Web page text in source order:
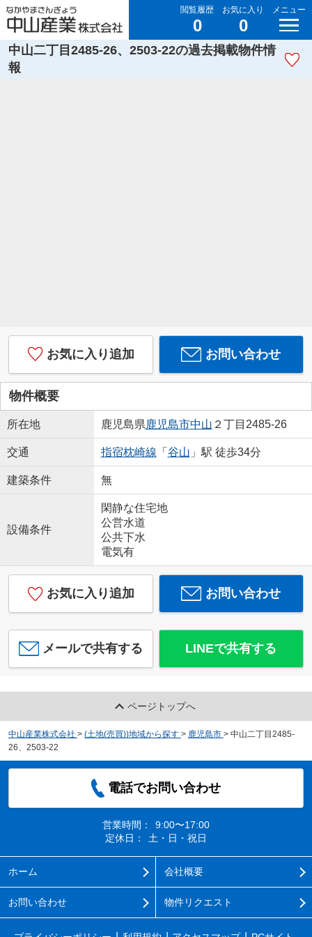
閲覧履歴
0
お気に入り
0
メニュー
中山二丁目2485-26、2503-22の過去掲載物件情
報
お気に入り追加 お問い合わせ
物件概要
所在地 鹿児島県鹿児島市中山 ２丁目2485-26
交通 指宿枕崎線 「 谷山 」駅 徒歩34分
建築条件 無
設備条件
閑静な住宅地
公営水道
公共下水
電気有
お気に入り追加 お問い合わせ
メールで共有する LINEで共有する
ページトップへ
中山産業株式会社 > (土地(売買))地域から探す > 鹿児島市 > 中山二丁目2485-
26、2503-22
電話でお問い合わせ
営業時間：
9:00〜17:00
定休日：
土・日・祝日
ホーム 会社概要
お問い合わせ 物件リクエスト